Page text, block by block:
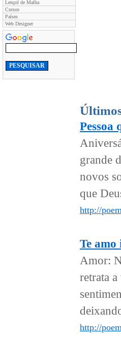
Lençol de Malha
Cursos
Países
Web Designer
Pessoa
grande
novos
que
http://
Te amo
Amor:
retrata
http://